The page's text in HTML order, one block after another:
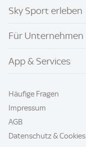
Sky Sport erleben
Für Unternehmen
App & Services
Häufige Fragen
Impressum
AGB
Datenschutz & Cookies